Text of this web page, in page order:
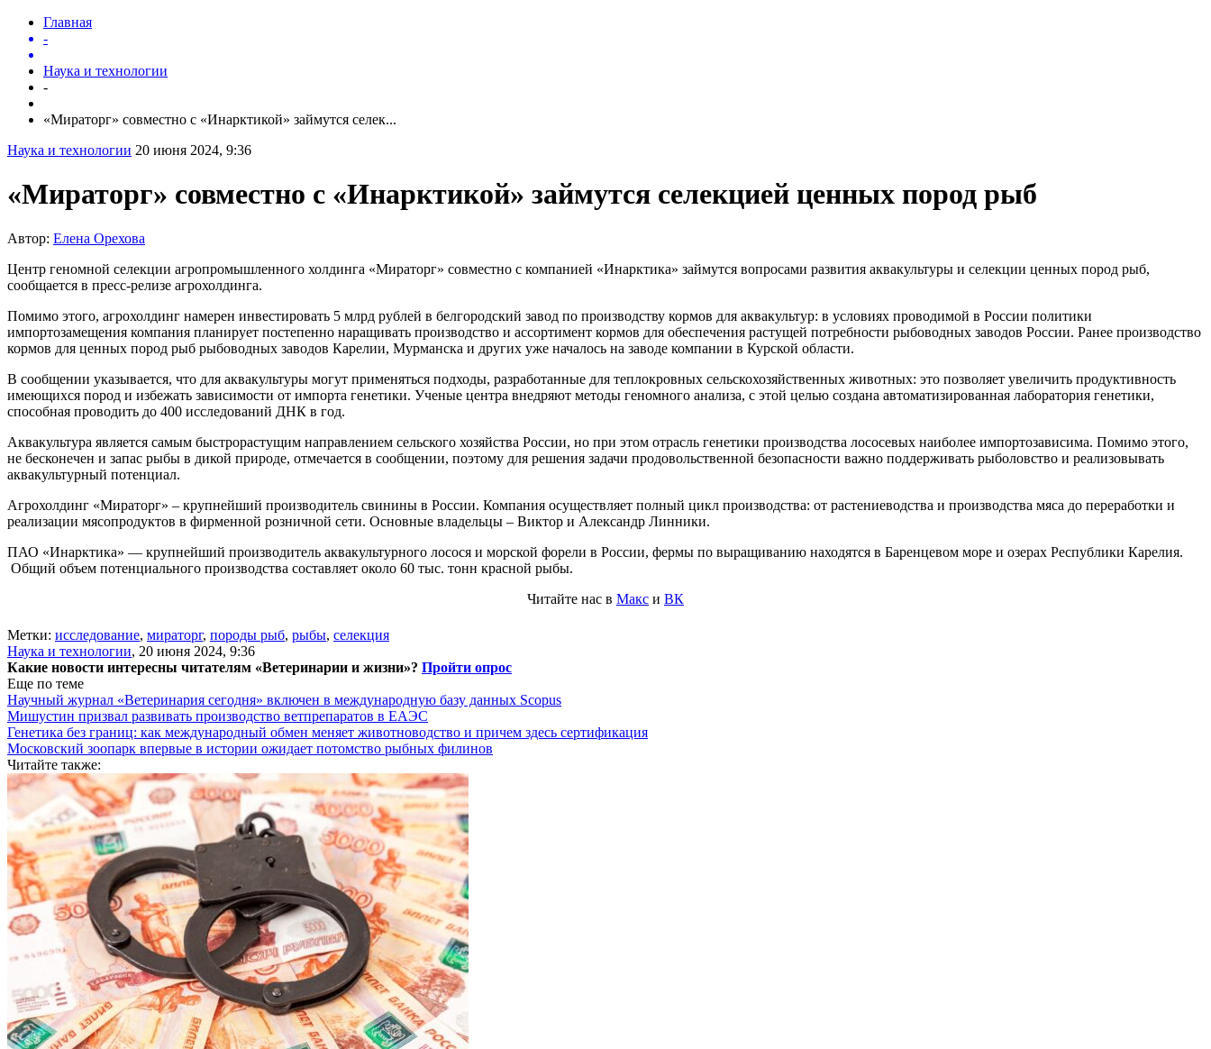
Главная
-
Наука и технологии
-
«Мираторг» совместно с «Инарктикой» займутся селек...
Наука и технологии 20 июня 2024, 9:36
«Мираторг» совместно с «Инарктикой» займутся селекцией ценных пород рыб
Автор: Елена Орехова
Центр геномной селекции агропромышленного холдинга «Мираторг» совместно с компанией «Инарктика» займутся вопросами развития аквакультуры и селекции ценных пород рыб,
сообщается в пресс-релизе агрохолдинга.
Помимо этого, агрохолдинг намерен инвестировать 5 млрд рублей в белгородский завод по производству кормов для аквакультур: в условиях проводимой в России политики
импортозамещения компания планирует постепенно наращивать производство и ассортимент кормов для обеспечения растущей потребности рыбоводных заводов России. Ранее производство
кормов для ценных пород рыб рыбоводных заводов Карелии, Мурманска и других уже началось на заводе компании в Курской области.
В сообщении указывается, что для аквакультуры могут применяться подходы, разработанные для теплокровных сельскохозяйственных животных: это позволяет увеличить продуктивность
имеющихся пород и избежать зависимости от импорта генетики. Ученые центра внедряют методы геномного анализа, с этой целью создана автоматизированная лаборатория генетики,
способная проводить до 400 исследований ДНК в год.
Аквакультура является самым быстрорастущим направлением сельского хозяйства России, но при этом отрасль генетики производства лососевых наиболее импортозависима. Помимо этого,
не бесконечен и запас рыбы в дикой природе, отмечается в сообщении, поэтому для решения задачи продовольственной безопасности важно поддерживать рыболовство и реализовывать
аквакультурный потенциал.
Агрохолдинг «Мираторг» – крупнейший производитель свинины в России. Компания осуществляет полный цикл производства: от растениеводства и производства мяса до переработки и
реализации мясопродуктов в фирменной розничной сети. Основные владельцы – Виктор и Александр Линники.
ПАО «Инарктика» — крупнейший производитель аквакультурного лосося и морской форели в России, фермы по выращиванию находятся в Баренцевом море и озерах Республики Карелия.
Общий объем потенциального производства составляет около 60 тыс. тонн красной рыбы.
Читайте нас в Макс и ВК
Метки: исследование, мираторг, породы рыб, рыбы, селекция
Наука и технологии, 20 июня 2024, 9:36
Какие новости интересны читателям «Ветеринарии и жизни»? Пройти опрос
Еще по теме
Научный журнал «Ветеринария сегодня» включен в международную базу данных Scopus
Мишустин призвал развивать производство ветпрепаратов в ЕАЭС
Генетика без границ: как международный обмен меняет животноводство и причем здесь сертификация
Московский зоопарк впервые в истории ожидает потомство рыбных филинов
Читайте также: